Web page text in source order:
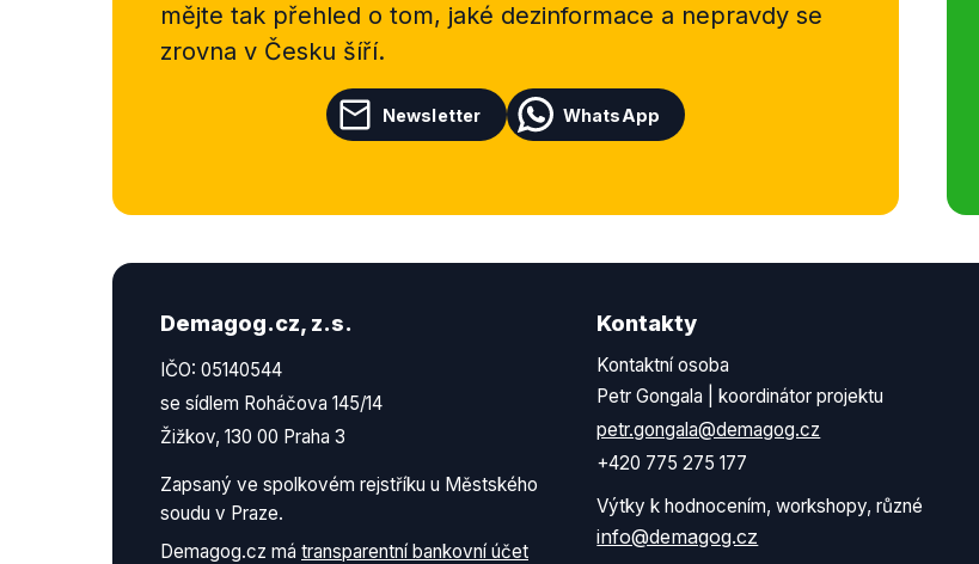
mějte tak přehled o tom, jaké dezinformace a nepravdy se
zrovna v Česku šíří.
Newsletter WhatsApp
Demagog.cz, z.s.
IČO: 05140544
se sídlem Roháčova 145/14
Žižkov, 130 00 Praha 3
Zapsaný ve spolkovém rejstříku u Městského
soudu v Praze.
Demagog.cz má transparentní bankovní účet
Kontakty
Kontaktní osoba
Petr Gongala | koordinátor projektu
petr.gongala@demagog.cz
+420 775 275 177
Výtky k hodnocením, workshopy, různé
info@demagog.cz